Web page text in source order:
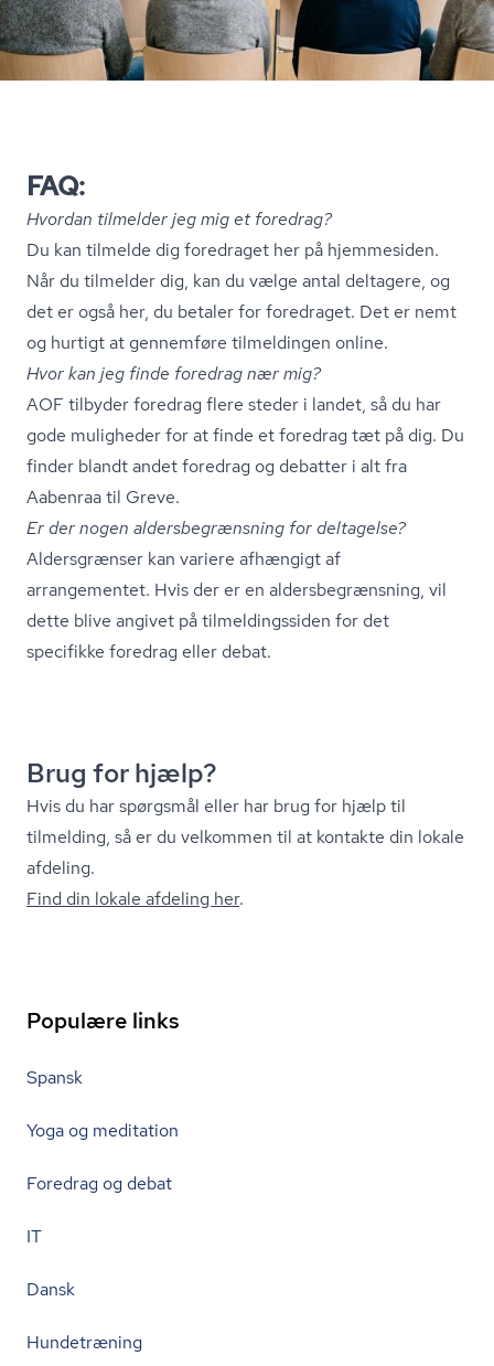
FAQ:
Hvordan tilmelder jeg mig et foredrag?
Du kan tilmelde dig foredraget her på hjemmesiden.
Når du tilmelder dig, kan du vælge antal deltagere, og
det er også her, du betaler for foredraget. Det er nemt
og hurtigt at gennemføre tilmeldingen online.
Hvor kan jeg finde foredrag nær mig?
AOF tilbyder foredrag flere steder i landet, så du har
gode muligheder for at finde et foredrag tæt på dig. Du
finder blandt andet foredrag og debatter i alt fra
Aabenraa til Greve.
Er der nogen al­ders­be­græns­ning for deltagelse?
Aldersgrænser kan variere afhængigt af
arrangementet. Hvis der er en al­ders­be­græns­ning, vil
dette blive angivet på til­mel­dings­si­den for det
specifikke foredrag eller debat.
Brug for hjælp?
Hvis du har spørgsmål eller har brug for hjælp til
tilmelding, så er du velkommen til at kontakte din lokale
afdeling.
Find din lokale afdeling her.
Populære links
Spansk
Yoga og meditation
Foredrag og debat
IT
Dansk
Hundetræning